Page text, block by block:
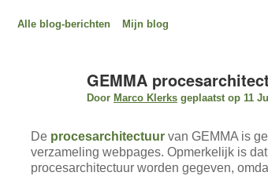
Alle blog-berichten Mijn blog
GEMMA
Door Marco Klerks geplaatst op 11
De procesarchitectuur van GEMMA is
verzameling webpages. Opmerkelijk is
procesarchitectuur worden gegeven,